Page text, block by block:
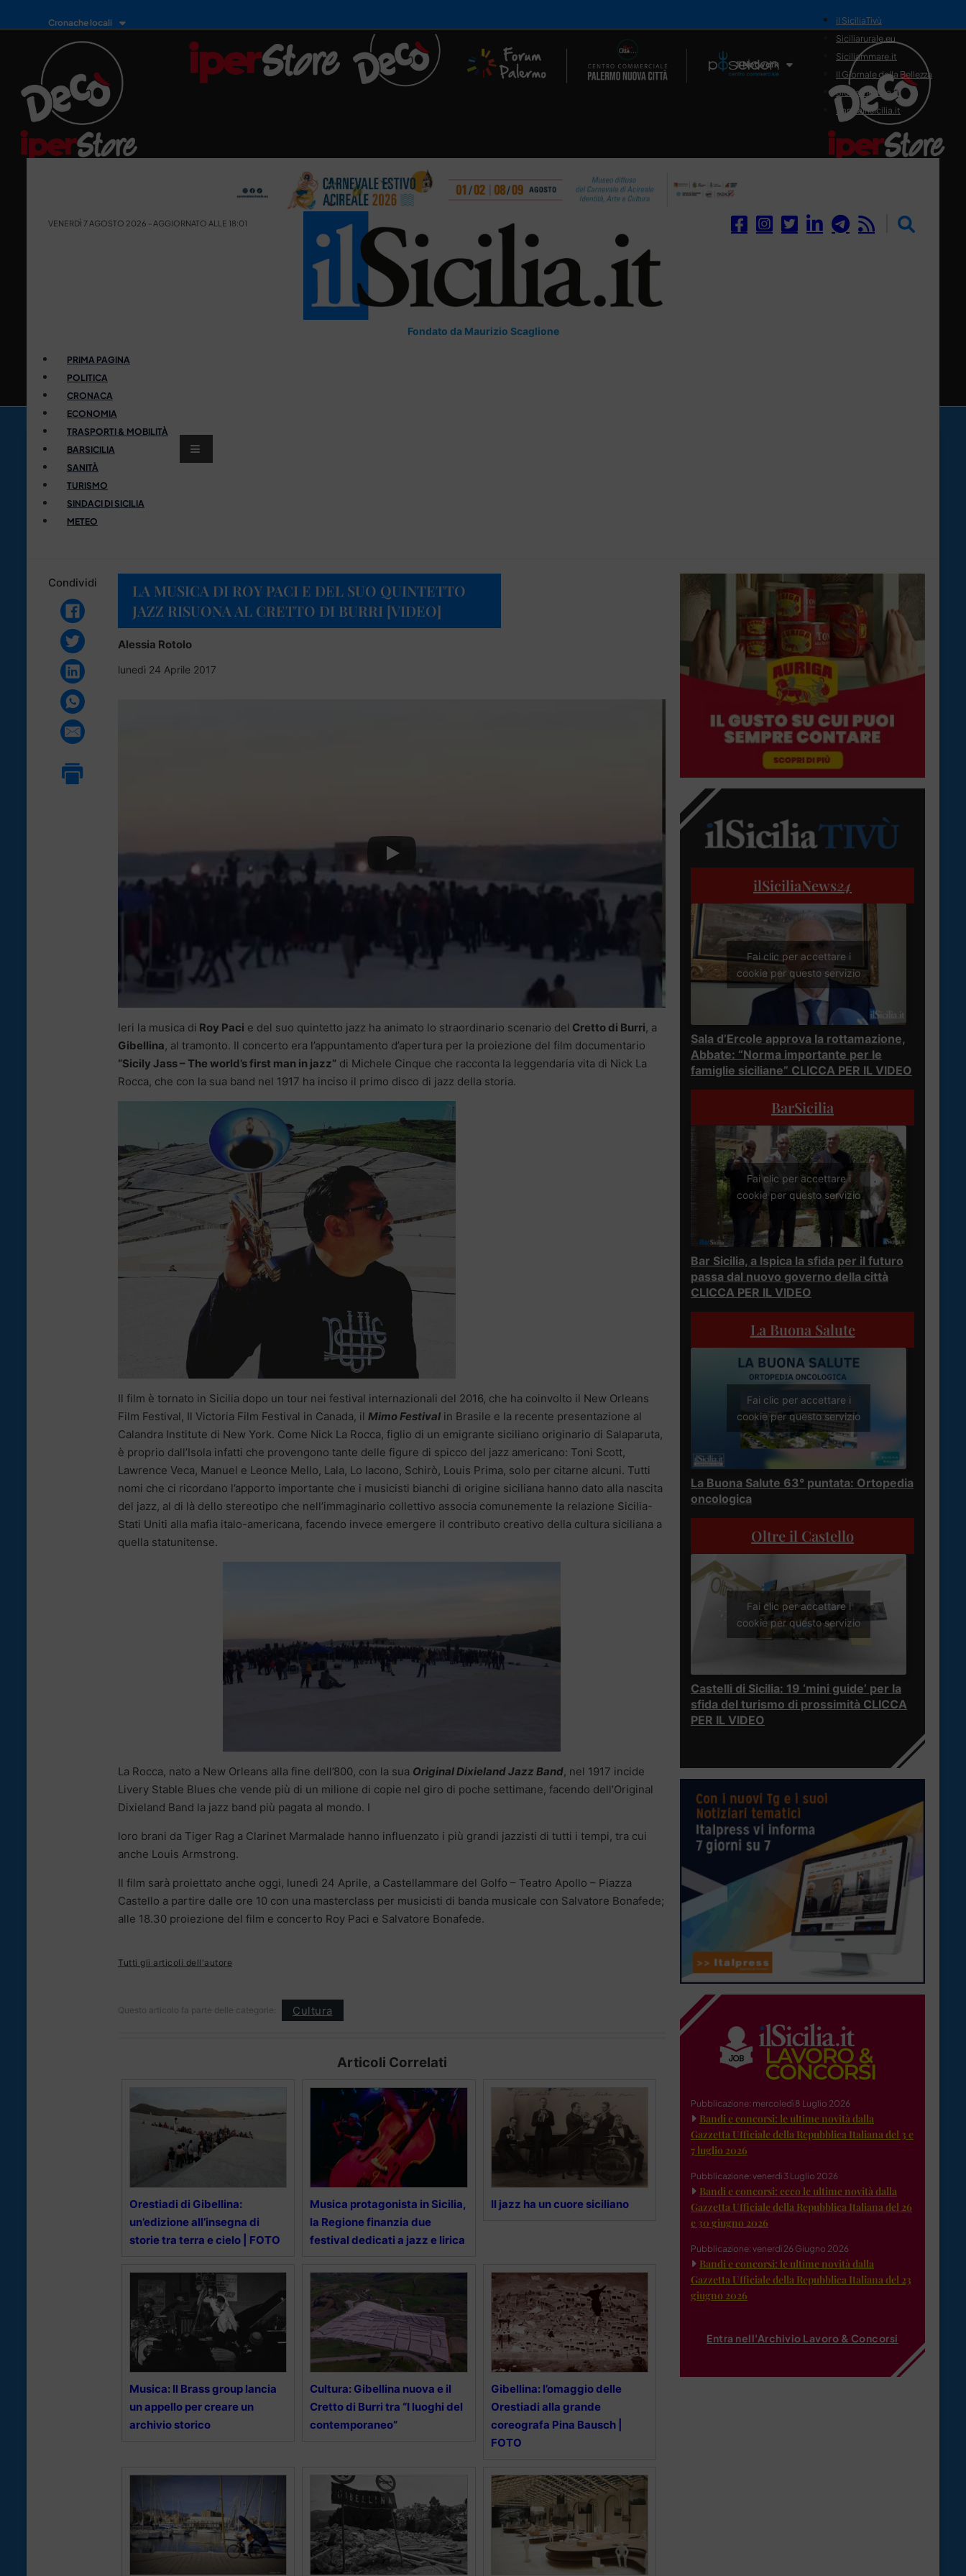
Cronache locali
Il Network
il SiciliaTivù
Siciliarurale.eu
Siciliammare.it
Il Giornale della Bellezza
Siciliamedica.it
Sanitainsicilia.it
VENERDÌ 7 AGOSTO 2026 - AGGIORNATO ALLE 18:01
Fondato da Maurizio Scaglione
PRIMA PAGINA
POLITICA
CRONACA
ECONOMIA
TRASPORTI & MOBILITÀ
BARSICILIA
SANITÀ
TURISMO
SINDACI DI SICILIA
METEO
Condividi
LA MUSICA DI ROY PACI E DEL SUO QUINTETTO
JAZZ RISUONA AL CRETTO DI BURRI [VIDEO]
Alessia Rotolo
lunedì 24 Aprile 2017
Ieri la musica di Roy Paci e del suo quintetto jazz ha animato lo straordinario scenario del Cretto di Burri, a
Gibellina, al tramonto. Il concerto era l’appuntamento d’apertura per la proiezione del film documentario
“Sicily Jass – The world’s first man in jazz” di Michele Cinque che racconta la leggendaria vita di Nick La
Rocca, che con la sua band nel 1917 ha inciso il primo disco di jazz della storia.
Il film è tornato in Sicilia dopo un tour nei festival internazionali del 2016, che ha coinvolto il New Orleans
Film Festival, Il Victoria Film Festival in Canada, il Mimo Festival in Brasile e la recente presentazione al
Calandra Institute di New York. Come Nick La Rocca, figlio di un emigrante siciliano originario di Salaparuta,
è proprio dall’Isola infatti che provengono tante delle figure di spicco del jazz americano: Toni Scott,
Lawrence Veca, Manuel e Leonce Mello, Lala, Lo Iacono, Schirò, Louis Prima, solo per citarne alcuni. Tutti
nomi che ci ricordano l’apporto importante che i musicisti bianchi di origine siciliana hanno dato alla nascita
del jazz, al di là dello stereotipo che nell’immaginario collettivo associa comunemente la relazione Sicilia-
Stati Uniti alla mafia italo-americana, facendo invece emergere il contributo creativo della cultura siciliana a
quella statunitense.
La Rocca, nato a New Orleans alla fine dell’800, con la sua Original Dixieland Jazz Band, nel 1917 incide
Livery Stable Blues che vende più di un milione di copie nel giro di poche settimane, facendo dell’Original
Dixieland Band la jazz band più pagata al mondo. I
loro brani da Tiger Rag a Clarinet Marmalade hanno influenzato i più grandi jazzisti di tutti i tempi, tra cui
anche Louis Armstrong.
Il film sarà proiettato anche oggi, lunedì 24 Aprile, a Castellammare del Golfo – Teatro Apollo – Piazza
Castello a partire dalle ore 10 con una masterclass per musicisti di banda musicale con Salvatore Bonafede;
alle 18.30 proiezione del film e concerto Roy Paci e Salvatore Bonafede.
Tutti gli articoli dell'autore
Questo articolo fa parte delle categorie: Cultura
Articoli Correlati
Orestiadi di Gibellina:
un’edizione all’insegna di
storie tra terra e cielo | FOTO
Musica protagonista in Sicilia,
la Regione finanzia due
festival dedicati a jazz e lirica
Il jazz ha un cuore siciliano
Musica: Il Brass group lancia
un appello per creare un
archivio storico
Cultura: Gibellina nuova e il
Cretto di Burri tra “I luoghi del
contemporaneo”
Gibellina: l’omaggio delle
Orestiadi alla grande
coreografa Pina Bausch |
FOTO
ilSiciliaNews24
Fai clic per accettare i
cookie per questo servizio
Sala d’Ercole approva la rottamazione,
Abbate: “Norma importante per le
famiglie siciliane” CLICCA PER IL VIDEO
BarSicilia
Fai clic per accettare i
cookie per questo servizio
Bar Sicilia, a Ispica la sfida per il futuro
passa dal nuovo governo della città
CLICCA PER IL VIDEO
La Buona Salute
Fai clic per accettare i
cookie per questo servizio
La Buona Salute 63° puntata: Ortopedia
oncologica
Oltre il Castello
Fai clic per accettare i
cookie per questo servizio
Castelli di Sicilia: 19 ‘mini guide’ per la
sfida del turismo di prossimità CLICCA
PER IL VIDEO
Pubblicazione: mercoledì 8 Luglio 2026
Bandi e concorsi: le ultime novità dalla
Gazzetta Ufficiale della Repubblica Italiana del 3 e
7 luglio 2026
Pubblicazione: venerdì 3 Luglio 2026
Bandi e concorsi: ecco le ultime novità dalla
Gazzetta Ufficiale della Repubblica Italiana del 26
e 30 giugno 2026
Pubblicazione: venerdì 26 Giugno 2026
Bandi e concorsi: le ultime novità dalla
Gazzetta Ufficiale della Repubblica Italiana del 23
giugno 2026
Entra nell'Archivio Lavoro & Concorsi